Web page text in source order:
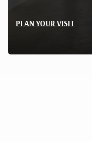
PLAN YOUR VISIT